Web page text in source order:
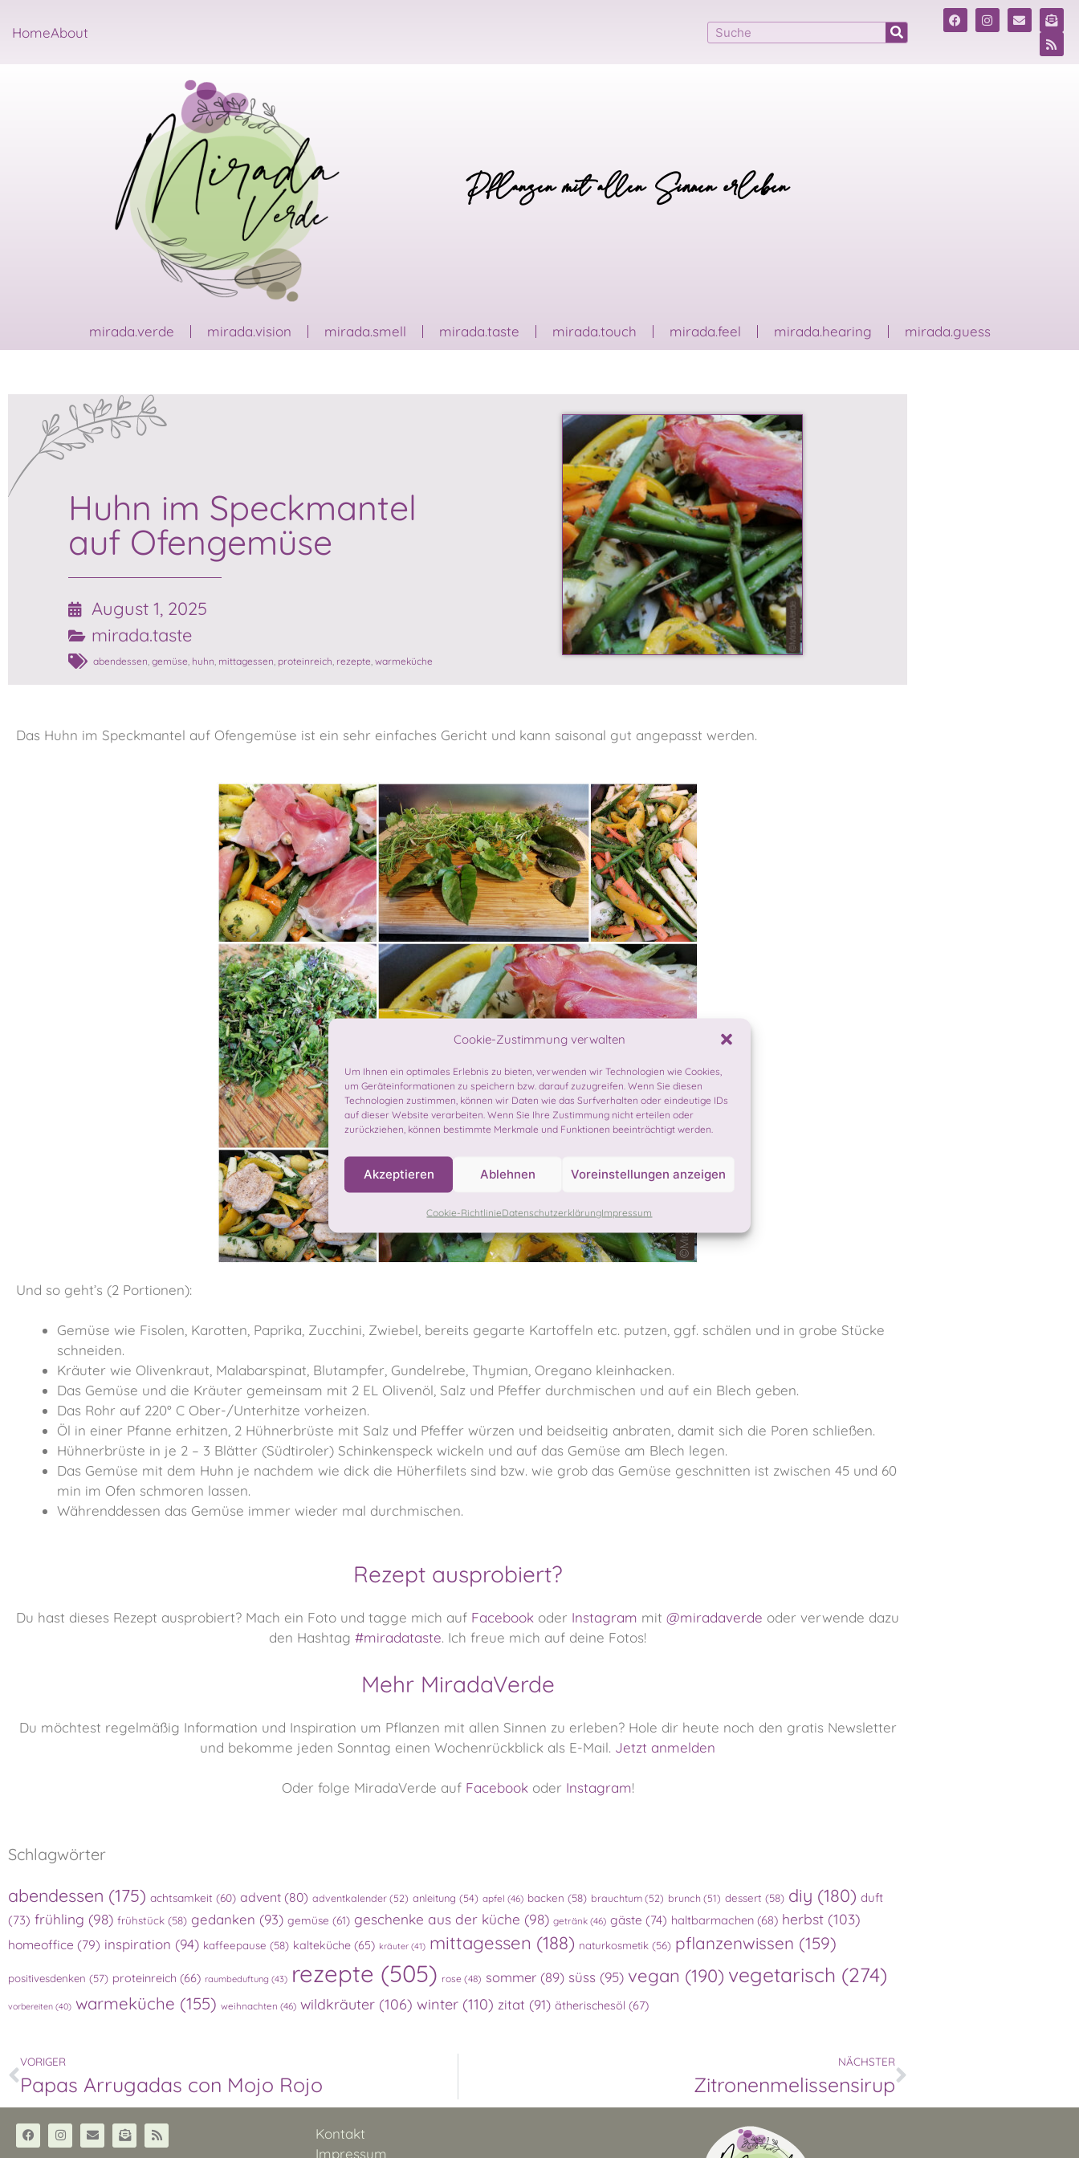
Cookie-Zustimmung verwalten
Um Ihnen ein optimales Erlebnis zu bieten, verwenden wir Technologien wie Cookies,
um Geräteinformationen zu speichern bzw. darauf zuzugreifen. Wenn Sie diesen
Technologien zustimmen, können wir Daten wie das Surfverhalten oder eindeutige IDs
auf dieser Website verarbeiten. Wenn Sie Ihre Zustimmung nicht erteilen oder
zurückziehen, können bestimmte Merkmale und Funktionen beeinträchtigt werden.
Akzeptieren Ablehnen Voreinstellungen anzeigen
Cookie-RichtlinieDatenschutzerklärungImpressum
HomeAbout
Pflanzen mit allen Sinnen erleben
mirada.verde mirada.vision mirada.smell mirada.taste mirada.touch mirada.feel mirada.hearing mirada.guess
Huhn im Speckmantel
auf Ofengemüse
August 1, 2025
mirada.taste
abendessen gemüse huhn mittagessen proteinreich rezepte warmeküche
Das Huhn im Speckmantel auf Ofengemüse ist ein sehr einfaches Gericht und kann saisonal gut angepasst werden.
Und so geht’s (2 Portionen):
Gemüse wie Fisolen, Karotten, Paprika, Zucchini, Zwiebel, bereits gegarte Kartoffeln etc. putzen, ggf. schälen und in grobe Stücke
schneiden.
Kräuter wie Olivenkraut, Malabarspinat, Blutampfer, Gundelrebe, Thymian, Oregano kleinhacken.
Das Gemüse und die Kräuter gemeinsam mit 2 EL Olivenöl, Salz und Pfeffer durchmischen und auf ein Blech geben.
Das Rohr auf 220° C Ober-/Unterhitze vorheizen.
Öl in einer Pfanne erhitzen, 2 Hühnerbrüste mit Salz und Pfeffer würzen und beidseitig anbraten, damit sich die Poren schließen.
Hühnerbrüste in je 2 – 3 Blätter (Südtiroler) Schinkenspeck wickeln und auf das Gemüse am Blech legen.
Das Gemüse mit dem Huhn je nachdem wie dick die Hüherfilets sind bzw. wie grob das Gemüse geschnitten ist zwischen 45 und 60
min im Ofen schmoren lassen.
Währenddessen das Gemüse immer wieder mal durchmischen.
Rezept ausprobiert?
Du hast dieses Rezept ausprobiert? Mach ein Foto und tagge mich auf Facebook oder Instagram mit @miradaverde oder verwende dazu
den Hashtag #miradataste. Ich freue mich auf deine Fotos!
Mehr MiradaVerde
Du möchtest regelmäßig Information und Inspiration um Pflanzen mit allen Sinnen zu erleben? Hole dir heute noch den gratis Newsletter
und bekomme jeden Sonntag einen Wochenrückblick als E-Mail. Jetzt anmelden
Oder folge MiradaVerde auf Facebook oder Instagram!
Schlagwörter
abendessen (175) achtsamkeit (60) advent (80) adventkalender(52) anleitung (54) apfel (46) backen (58) brauchtum(52) brunch(51) dessert (58) diy (180) duft
(73) frühling (98) frühstück (58) gedanken (93) gemüse (61) geschenke aus der küche (98) getränk (46) gäste (74) haltbarmachen (68) herbst (103)
homeoffice (79) inspiration (94) kaffeepause (58) kalteküche (65) kräuter (41) mittagessen (188) naturkosmetik (56) pflanzenwissen (159)
positivesdenken (57) proteinreich (66) raumbeduftung (43) rezepte (505) rose (48) sommer (89) süss (95) vegan (190) vegetarisch (274)
vorbereiten (40) warmeküche (155) weihnachten (46) wildkräuter (106) winter (110) zitat (91) ätherischesöl (67)
VORIGER
Papas Arrugadas con Mojo Rojo
NÄCHSTER
Zitronenmelissensirup
Kontakt
Impressum